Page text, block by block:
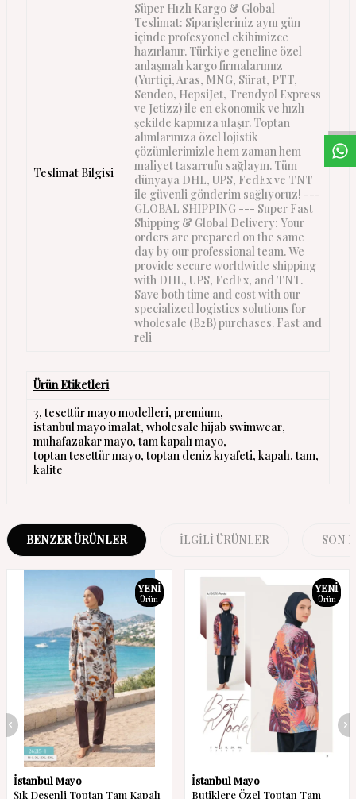
Teslimat Bilgisi
Süper Hızlı Kargo & Global
Teslimat: Siparişleriniz aynı gün
içinde profesyonel ekibimizce
hazırlanır. Türkiye geneline özel
anlaşmalı kargo firmalarımız
(Yurtiçi, Aras, MNG, Sürat, PTT,
Sendeo, HepsiJet, Trendyol Express
ve Jetizz) ile en ekonomik ve hızlı
şekilde kapınıza ulaşır. Toptan
alımlarınıza özel lojistik
çözümlerimizle hem zaman hem
maliyet tasarrufu sağlayın. Tüm
dünyaya DHL, UPS, FedEx ve TNT
ile güvenli gönderim sağlıyoruz! ---
GLOBAL SHIPPING --- Super Fast
Shipping & Global Delivery: Your
orders are prepared on the same
day by our professional team. We
provide secure worldwide shipping
with DHL, UPS, FedEx, and TNT.
Save both time and cost with our
specialized logistics solutions for
wholesale (B2B) purchases. Fast and
reli
Ürün Etiketleri
3, tesettür mayo modelleri, premium,
istanbul mayo imalat, wholesale hijab swimwear,
muhafazakar mayo, tam kapalı mayo,
toptan tesettür mayo, toptan deniz kıyafeti, kapalı, tam,
kalite
BENZER ÜRÜNLER İLGILI ÜRÜNLER SON
YENI
Ürün
İstanbul Mayo
Şık Desenli Toptan Tam Kapalı
YENI
Ürün
İstanbul Mayo
Butiklere Özel Toptan Tam